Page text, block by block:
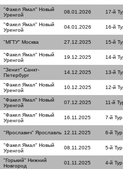
"Факел Ямал" Новый
Уренгой
08.01.2026 17-й
"Факел Ямал" Новый
Уренгой
04.01.2026 16-й
"МГТУ" Москва 27.12.2025 15-й
"Факел Ямал" Новый
Уренгой
19.12.2025 14-й
"Зенит" Санкт-
Петербург
14.12.2025 13-й
"Факел Ямал" Новый
Уренгой
10.12.2025 12-й
"Факел Ямал" Новый
Уренгой
07.12.2025 11-й
"Факел Ямал" Новый
Уренгой
16.11.2025 7-й Тур
"Ярославич" Ярославль 12.11.2025 6-й Тур
"Факел Ямал" Новый
Уренгой
08.11.2025 5-й Тур
"Горький" Нижний
Новгород
01.11.2025 4-й Тур